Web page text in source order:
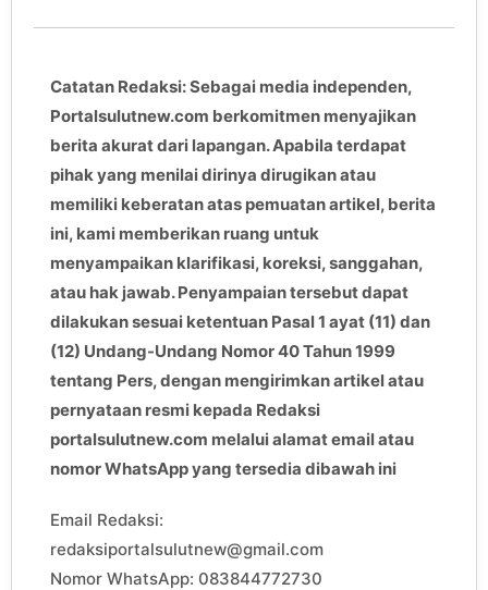
Catatan Redaksi: Sebagai media independen,
Portalsulutnew.com berkomitmen menyajikan
berita akurat dari lapangan. Apabila terdapat
pihak yang menilai dirinya dirugikan atau
memiliki keberatan atas pemuatan artikel, berita
ini, kami memberikan ruang untuk
menyampaikan klarifikasi, koreksi, sanggahan,
atau hak jawab. Penyampaian tersebut dapat
dilakukan sesuai ketentuan Pasal 1 ayat (11) dan
(12) Undang-Undang Nomor 40 Tahun 1999
tentang Pers, dengan mengirimkan artikel atau
pernyataan resmi kepada Redaksi
portalsulutnew.com melalui alamat email atau
nomor WhatsApp yang tersedia dibawah ini
Email Redaksi:
redaksiportalsulutnew@gmail.com
Nomor WhatsApp: 083844772730